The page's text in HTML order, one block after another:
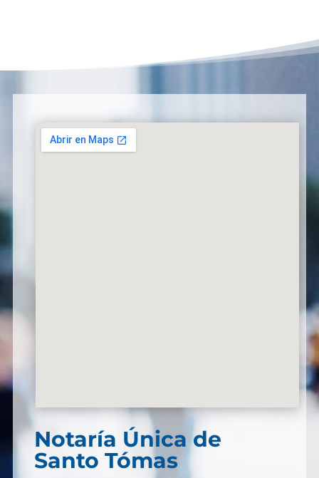
Notaría Única de
Santo Tómas